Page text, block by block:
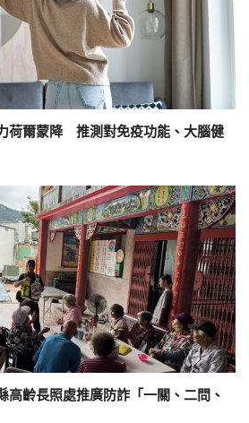
荷爾蒙降 推測對免疫功能、大腦健
齡長照處推廣防詐「一關、二問、